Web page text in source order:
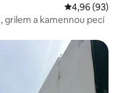
Průměrné
4,96 (93)
grilem a kamennou pecí